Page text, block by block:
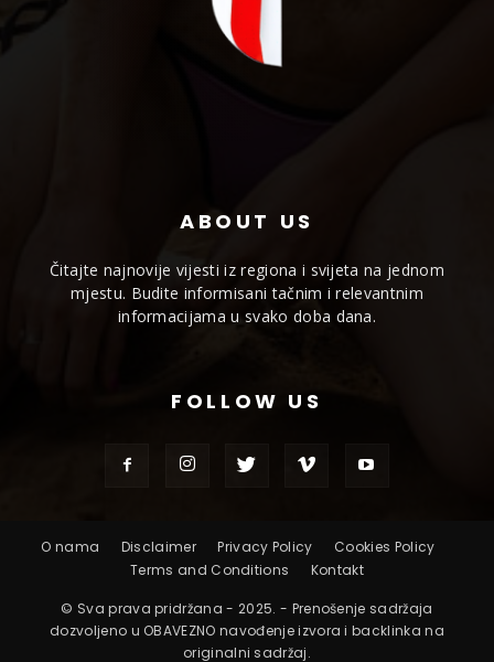
ABOUT US
Čitajte najnovije vijesti iz regiona i svijeta na jednom
mjestu. Budite informisani tačnim i relevantnim
informacijama u svako doba dana.
FOLLOW US
O nama Disclaimer Privacy Policy
Cookies Policy
Terms and Conditions
Kontakt
© Sva prava pridržana - 2025. - Prenošenje sadržaja
dozvoljeno u OBAVEZNO navođenje izvora i backlinka na
originalni sadržaj.